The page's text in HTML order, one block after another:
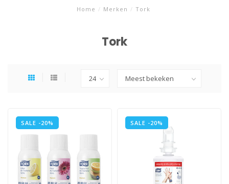
Home / Merken / Tork
Tork
SALE -20% SALE -20%